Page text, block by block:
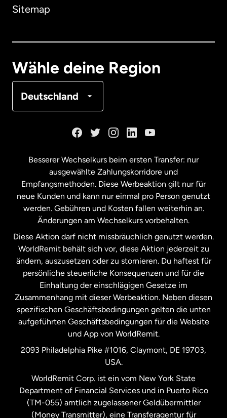
Sitemap
Wähle deine Region
Deutschland
Malaysia
Neuseeland
Niederlande
Schweden
Spanien
Vereinigte Staaten English
Vereinigte Staaten
Vereinigtes Königreich
Besserer Wechselkurs beim ersten Transfer: nur
ausgewählte Zahlungskorridore und
Empfangsmethoden. Diese Werbeaktion gilt nur für
neue Kunden und kann nur einmal pro Person genutzt
werden. Gebühren und Kosten fallen weiterhin an.
Änderungen am Wechselkurs vorbehalten.
Diese Aktion darf nicht missbräuchlich genutzt werden.
WorldRemit behält sich vor, diese Aktion jederzeit zu
ändern, auszusetzen oder zu stornieren. Du haftest für
persönliche steuerliche Konsequenzen und für die
Einhaltung der einschlägigen Gesetze im
Zusammenhang mit dieser Werbeaktion. Neben diesen
spezifischen Geschäftsbedingungen gelten die unten
aufgeführten Geschäftsbedingungen für die Website
und App von WorldRemit.
2093 Philadelphia Pike #1016, Claymont, DE 19703,
USA.
WorldRemit Corp. ist ein vom New York State
Department of Financial Services und in Puerto Rico
(TM-055) amtlich zugelassener Geldübermittler
(Money Transmitter), eine Transferagentur für